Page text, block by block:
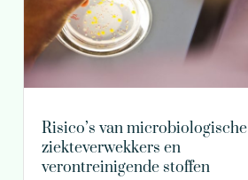
Risico’s van microbiologische
ziekteverwekkers en
verontreinigende stoffen